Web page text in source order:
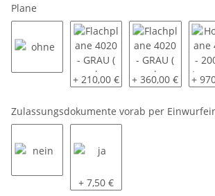
Plane
Flachplane 4020 - GRAU (
+ 210,00 € Flachplane 4020
+ 360,00 € +
Zulassungsdokumente vorab per
ja
+ 7,50 €